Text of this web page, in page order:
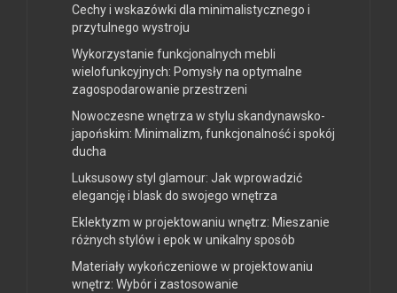
Cechy i wskazówki dla minimalistycznego i
przytulnego wystroju
Wykorzystanie funkcjonalnych mebli
wielofunkcyjnych: Pomysły na optymalne
zagospodarowanie przestrzeni
Nowoczesne wnętrza w stylu skandynawsko-
japońskim: Minimalizm, funkcjonalność i spokój
ducha
Luksusowy styl glamour: Jak wprowadzić
elegancję i blask do swojego wnętrza
Eklektyzm w projektowaniu wnętrz: Mieszanie
różnych stylów i epok w unikalny sposób
Materiały wykończeniowe w projektowaniu
wnętrz: Wybór i zastosowanie